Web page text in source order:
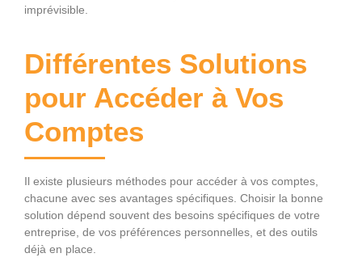
imprévisible.
Différentes Solutions
pour Accéder à Vos
Comptes
Il existe plusieurs méthodes pour accéder à vos comptes,
chacune avec ses avantages spécifiques. Choisir la bonne
solution dépend souvent des besoins spécifiques de votre
entreprise, de vos préférences personnelles, et des outils
déjà en place.